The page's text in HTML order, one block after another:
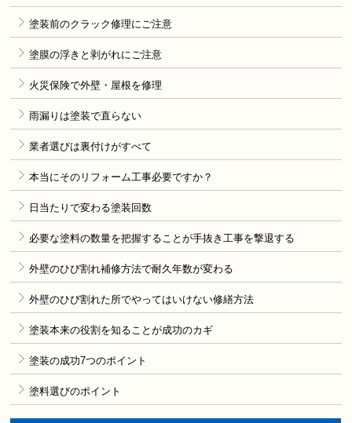
塗装前のクラック修理にご注意
塗膜の浮きと剥がれにご注意
火災保険で外壁・屋根を修理
雨漏りは塗装で直らない
業者選びは裏付けがすべて
本当にそのリフォーム工事必要ですか？
日当たりで変わる塗装回数
必要な塗料の数量を把握することが手抜き工事を撃退する
外壁のひび割れ補修方法で耐久年数が変わる
外壁のひび割れた所でやってはいけない修繕方法
塗装本来の役割を知ることが成功のカギ
塗装の成功7つのポイント
塗料選びのポイント